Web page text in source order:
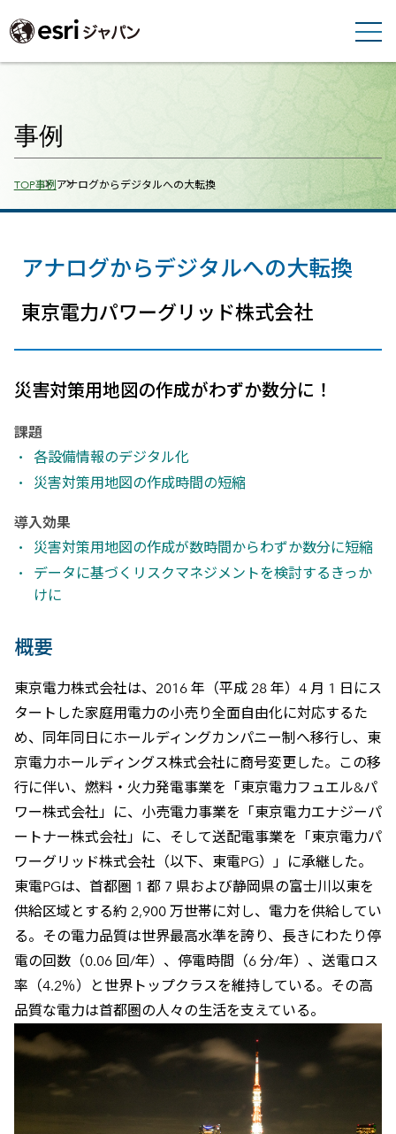
事例
Breadcrumbs
TOP事例アナログからデジタルへの大転換
アナログからデジタルへの大転換
東京電力パワーグリッド株式会社
災害対策用地図の作成がわずか数分に！
課題
各設備情報のデジタル化
災害対策用地図の作成時間の短縮
導入効果
災害対策用地図の作成が数時間からわずか数分に短縮
データに基づくリスクマネジメントを検討するきっか
けに
概要
東京電力株式会社は、2016 年（平成 28 年）4 月 1 日にス
タートした家庭用電力の小売り全面自由化に対応するた
め、同年同日にホールディングカンパニー制へ移行し、東
京電力ホールディングス株式会社に商号変更した。この移
行に伴い、燃料・火力発電事業を「東京電力フュエル&パ
ワー株式会社」に、小売電力事業を「東京電力エナジーパ
ートナー株式会社」に、そして送配電事業を「東京電力パ
ワーグリッド株式会社（以下、東電PG）」に承継した。
東電PGは、首都圏 1 都 7 県および静岡県の富士川以東を
供給区域とする約 2,900 万世帯に対し、電力を供給してい
る。その電力品質は世界最高水準を誇り、長きにわたり停
電の回数（0.06 回/年）、停電時間（6 分/年）、送電ロス
率（4.2％）と世界トップクラスを維持している。その高
品質な電力は首都圏の人々の生活を支えている。